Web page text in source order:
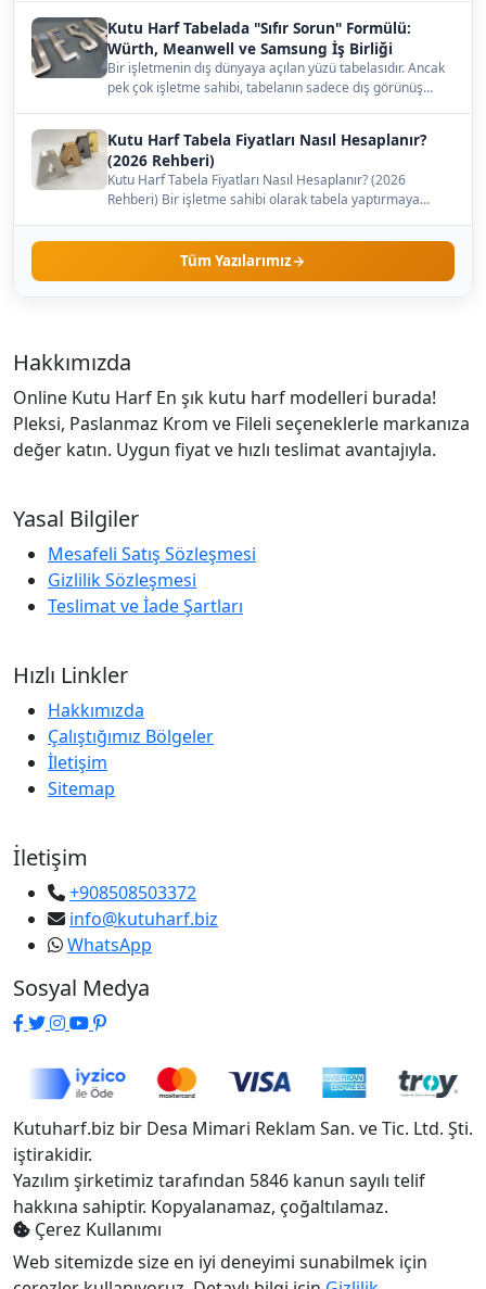
Kutu Harf Tabelada "Sıfır Sorun" Formülü:
Würth, Meanwell ve Samsung İş Birliği
Bir işletmenin dış dünyaya açılan yüzü tabelasıdır. Ancak
pek çok işletme sahibi, tabelanın sadece dış görünüş…
Kutu Harf Tabela Fiyatları Nasıl Hesaplanır?
(2026 Rehberi)
Kutu Harf Tabela Fiyatları Nasıl Hesaplanır? (2026
Rehberi) Bir işletme sahibi olarak tabela yaptırmaya
Tüm Yazılarımız
Hakkımızda
Online Kutu Harf En şık kutu harf modelleri burada!
Pleksi, Paslanmaz Krom ve Fileli seçeneklerle markanıza
değer katın. Uygun fiyat ve hızlı teslimat avantajıyla.
Yasal Bilgiler
Mesafeli Satış Sözleşmesi
Gizlilik Sözleşmesi
Teslimat ve İade Şartları
Hızlı Linkler
Hakkımızda
Çalıştığımız Bölgeler
İletişim
Sitemap
İletişim
+908508503372
info@kutuharf.biz
WhatsApp
Sosyal Medya
Kutuharf.biz bir Desa Mimari Reklam San. ve Tic. Ltd. Şti.
iştirakidir.
Yazılım şirketimiz tarafından 5846 kanun sayılı telif
hakkına sahiptir. Kopyalanamaz, çoğaltılamaz.
Çerez Kullanımı
Web sitemizde size en iyi deneyimi sunabilmek için